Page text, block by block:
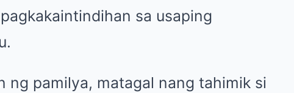
sa usaping
ng pamilya, matagal nang tahimik si